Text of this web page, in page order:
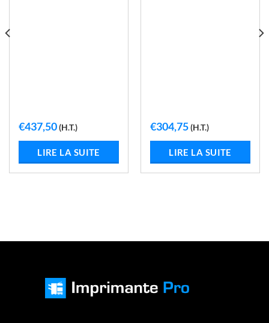
€437,50(H.T.)
LIRE LA SUITE
€304,75(H.T.)
LIRE LA SUITE